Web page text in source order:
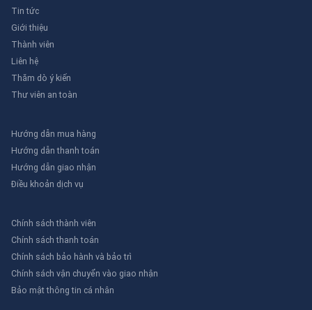
Tin tức
Giới thiệu
Thành viên
Liên hệ
Thăm dò ý kiến
Thư viên an toàn
Hướng dẫn mua hàng
Hướng dẫn thanh toán
Hướng dẫn giao nhận
Điều khoản dịch vụ
Chính sách thành viên
Chính sách thanh toán
Chính sách bảo hành và bảo trì
Chính sách vận chuyển vào giao nhận
Bảo mật thông tin cá nhân